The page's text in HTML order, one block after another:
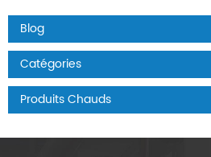
Blog
Catégories
Produits Chauds